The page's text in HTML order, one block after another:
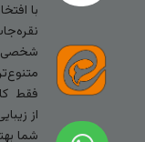
با
شخصی
فقط
از
شما